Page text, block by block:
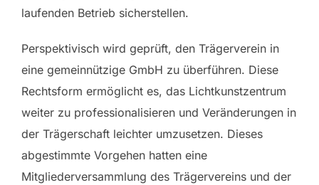
laufenden Betrieb sicherstellen.
Perspektivisch wird geprüft, den Trägerverein in
eine gemeinnützige GmbH zu überführen. Diese
Rechtsform ermöglicht es, das Lichtkunstzentrum
weiter zu professionalisieren und Veränderungen in
der Trägerschaft leichter umzusetzen. Dieses
abgestimmte Vorgehen hatten eine
Mitgliederversammlung des Trägervereins und der